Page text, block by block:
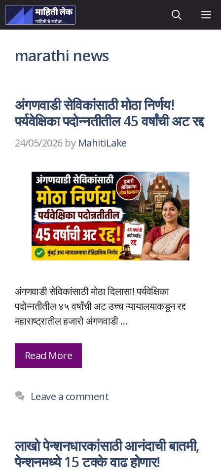
Skip
to
marathi news
अंगणवाडी सेविकांसाठी मोठा निर्णय!
पर्यवेक्षिका पदोन्नतीतील 45 वर्षांची अट रद्द
24/05/2026 by MahitiLake
अंगणवाडी सेविकांसाठी मोठा दिलासा! पर्यवेक्षिका
पदोन्नतीतील ४५ वर्षांची अट उच्च न्यायालयाकडून रद्द
महाराष्ट्रातील हजारो अंगणवाडी …
Read More
Leave a comment
लाखो पेन्शनधारकांसाठी आनंदाची बातमी,
पेन्शनमध्ये 15 टक्के वाढ होणार!